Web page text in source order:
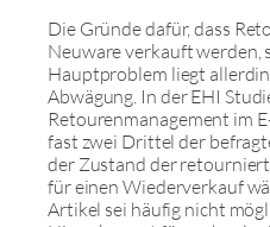
Die Gründe dafür, dass
Neuware verkauft werden,
Hauptproblem liegt
Abwägung. In der EHI
Retourenmanagement im
fast zwei Drittel der
der Zustand der
für einen Wiederverkauf
Artikel sei häufig nicht